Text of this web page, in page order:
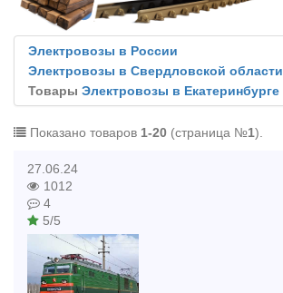
Электровозы в России
Электровозы в Свердловской области
Товары Электровозы в Екатеринбурге
Показано товаров 1-20 (страница №1).
27.06.24
1012
4
5/5